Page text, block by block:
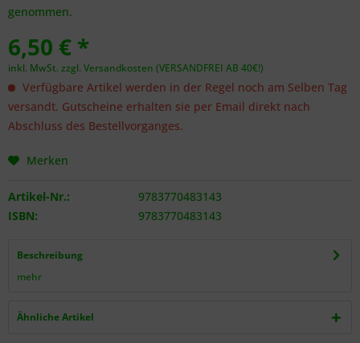
genommen.
6,50 € *
inkl. MwSt. zzgl. Versandkosten (VERSANDFREI AB 40€!)
Verfügbare Artikel werden in der Regel noch am Selben Tag
versandt. Gutscheine erhalten sie per Email direkt nach
Abschluss des Bestellvorganges.
Merken
Artikel-Nr.:
9783770483143
ISBN:
9783770483143
Beschreibung
mehr
Ähnliche Artikel